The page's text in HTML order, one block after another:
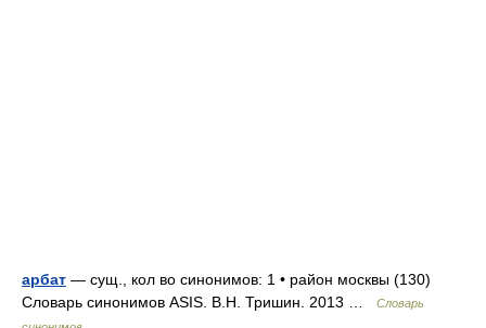
арбат — сущ., кол во синонимов: 1 • район москвы (130)
Словарь синонимов ASIS. В.Н. Тришин. 2013 …
Словарь